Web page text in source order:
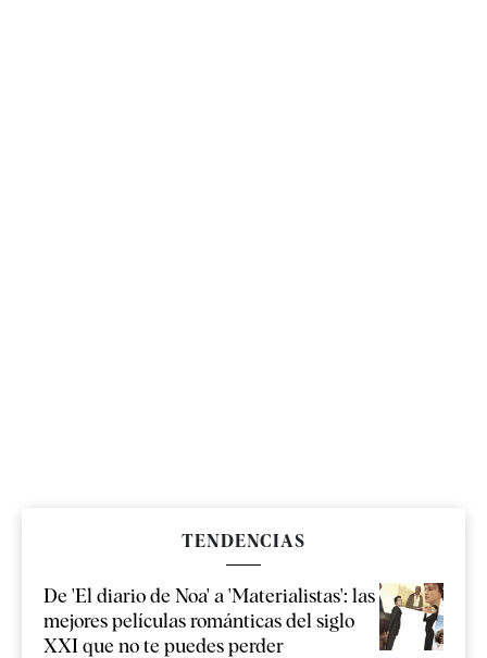
TENDENCIAS
De 'El diario de Noa' a 'Materialistas': las
mejores películas románticas del siglo
XXI que no te puedes perder